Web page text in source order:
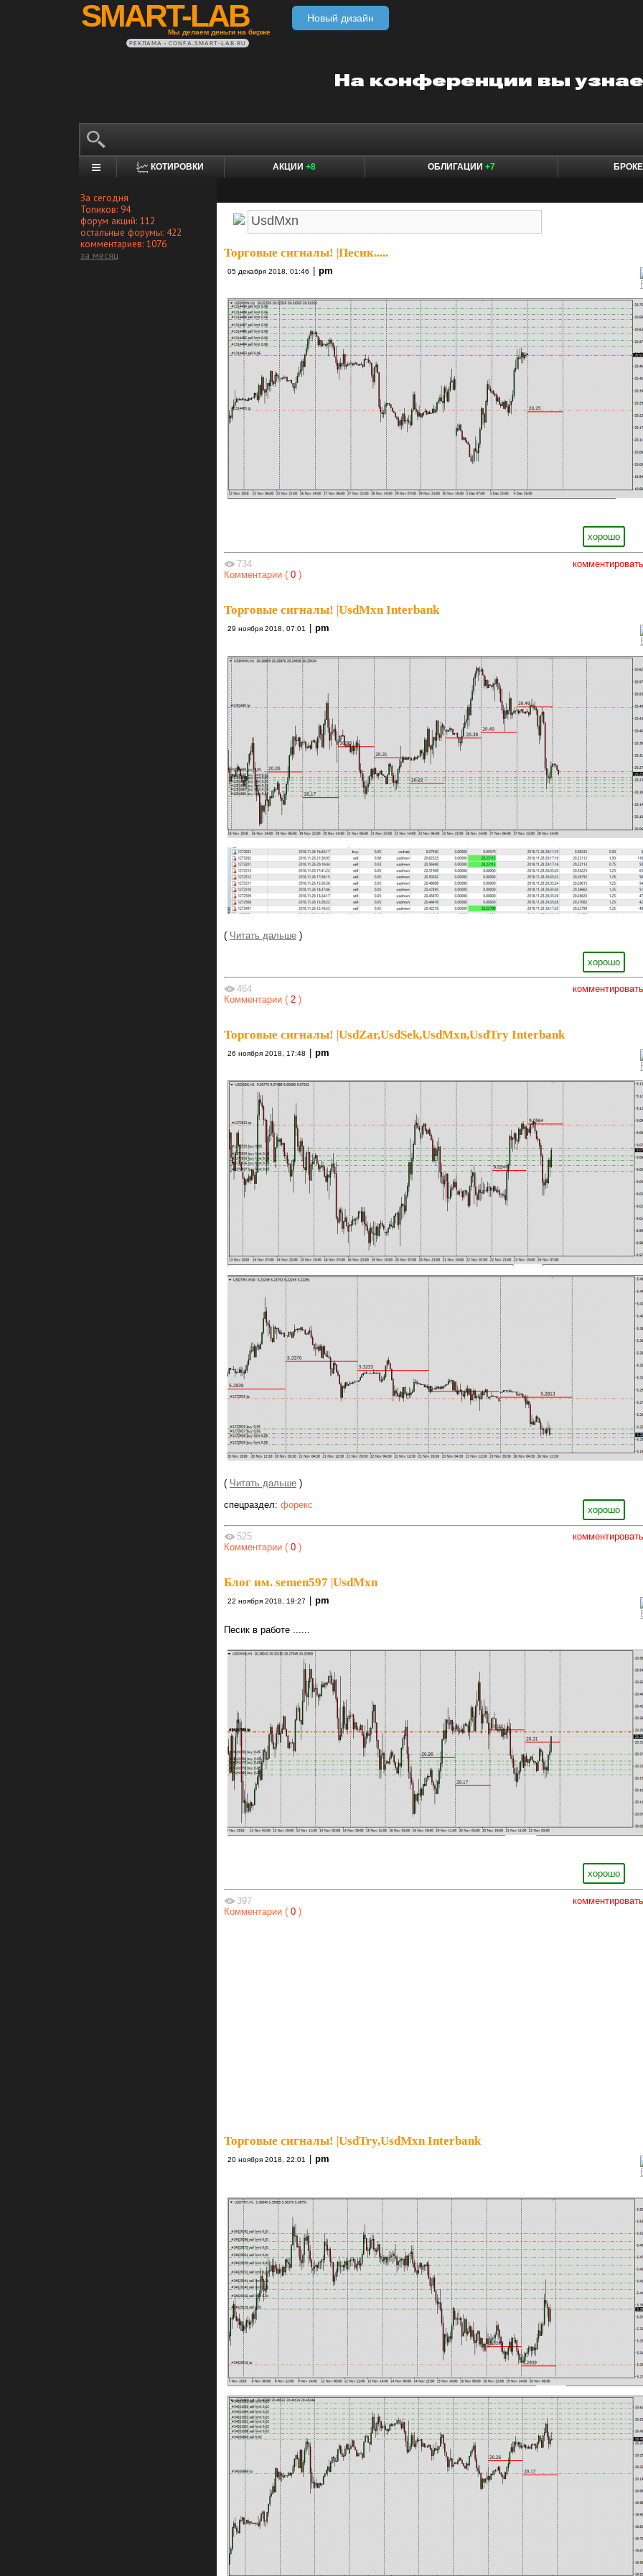
SMART-LAB
Мы делаем деньги на бирже
Новый дизайн
РЕКЛАМА • CONFA.SMART-LAB.RU
КОТИРОВКИ АКЦИИ +8 ОБЛИГАЦИИ +7
За сегодня
Топиков: 94
форум акций: 112
остальные форумы: 422
комментариев: 1076
за месяц
Торговые сигналы! Песик.....
05 декабря 2018, 01:46 pm
хорошо
комментировать
734
Комментарии ( 0 )
Торговые сигналы! |UsdMxn Interbank
29 ноября 2018, 07:01 | pm
( Читать дальше )
хорошо
комментировать
464
Комментарии ( 2 )
Торговые сигналы! |UsdZar,UsdSek,UsdMxn,UsdTry Interbank
26 ноября 2018, 17:48 pm
( Читать дальше )
хорошо
спецраздел: форекс
комментировать
525
Комментарии ( 0 )
Блог им. semen597 UsdMxn
22 ноября 2018, 19:27 pm
Песик в работе ......
хорошо
комментировать
397
Комментарии ( 0 )
Торговые сигналы! |UsdTry,UsdMxn Interbank
20 ноября 2018, 22:01 | pm